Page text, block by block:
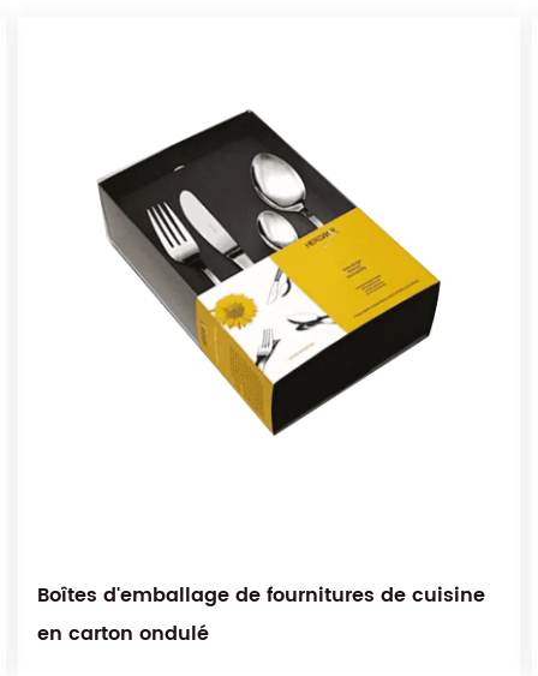
Boîtes d'emballage de fournitures de cuisine
en carton ondulé